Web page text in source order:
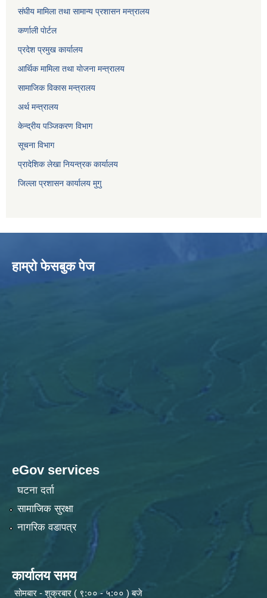
संघीय मामिला तथा सामान्य प्रशासन मन्त्रालय
कर्णाली पाेर्टल
प्रदेश प्रमुख कार्यालय
आर्थिक मामिला तथा याेजना मन्त्रालय
सामाजिक विकास मन्त्रालय
अर्थ मन्त्रालय
केन्द्रीय पञ्जिकरण विभाग
सूचना विभाग
प्रादेशिक लेखा नियन्त्रक कार्यालय
जिल्ला प्रशासन कार्यालय मुगु
हाम्राे फेसबुक पेज
eGov services
घटना दर्ता
सामाजिक सुरक्षा
नागरिक वडापत्र
कार्यालय समय
सोमबार - शुक्रबार ( ९:०० - ५:०० ) बजे